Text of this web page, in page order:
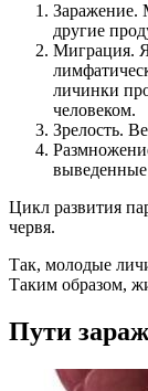
Заражение.
другие
Миграция.
личинки
человеком.
Зрелость.
выведенные
Цикл развития
червя.
Так, молодые
Таким образом,
Пути